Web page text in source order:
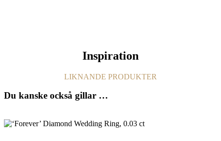
Inspiration
LIKNANDE PRODUKTER
Du kanske också gillar …